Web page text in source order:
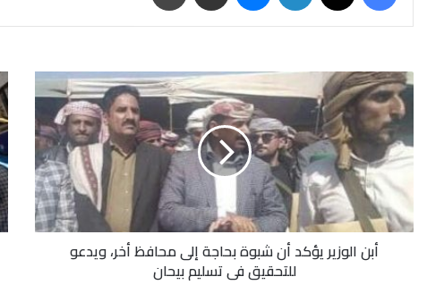
أبن
الوزير
يؤكد
أن
شبوة
إلى
محافظ
أخر،
أبن الوزير يؤكد أن شبوة بحاجة إلى محافظ أخر، ويدعو
للتحقيق في تسليم بيحان